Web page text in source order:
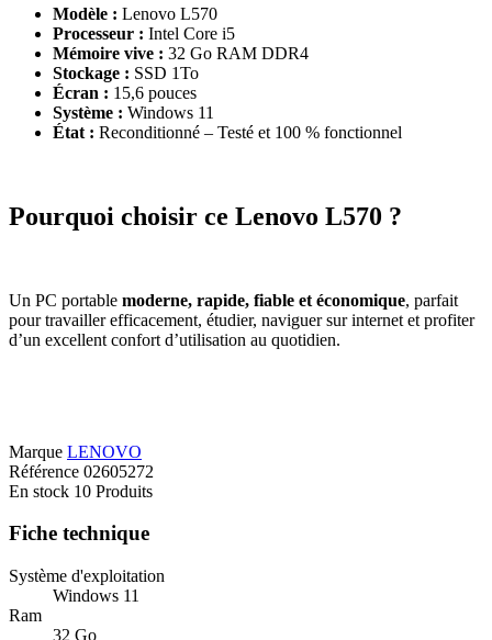
Modèle : Lenovo L570
Processeur : Intel Core i5
Mémoire vive : 32 Go RAM DDR4
Stockage : SSD 1To
Écran : 15,6 pouces
Système : Windows 11
État : Reconditionné – Testé et 100 % fonctionnel
Pourquoi choisir ce Lenovo L570 ?
Un PC portable moderne, rapide, fiable et économique, parfait
pour travailler efficacement, étudier, naviguer sur internet et profiter
d’un excellent confort d’utilisation au quotidien.
Marque LENOVO
Référence 02605272
En stock 10 Produits
Fiche technique
Système d'exploitation
Windows 11
Ram
32 Go